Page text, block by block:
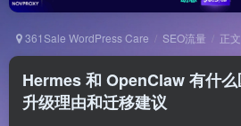
361Sale WordPress Care SEO流量 正文
Hermes 和 OpenClaw 有什么
升级理由和迁移建议